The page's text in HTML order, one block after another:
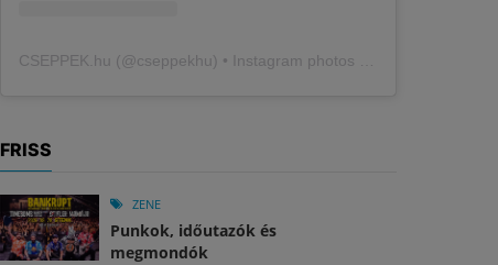
CSEPPEK.hu (@cseppekhu ) • Instagram photos and videos
FRISS
ZENE
Punkok, időutazók és
megmondók